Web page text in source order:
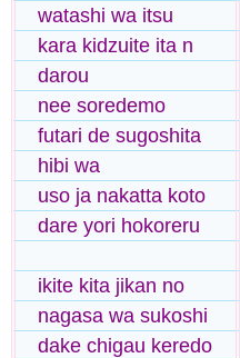
watashi wa itsu
kara kidzuite ita n
darou
nee soredemo
futari de sugoshita
hibi wa
uso ja nakatta koto
dare yori hokoreru
ikite kita jikan no
nagasa wa sukoshi
dake chigau keredo